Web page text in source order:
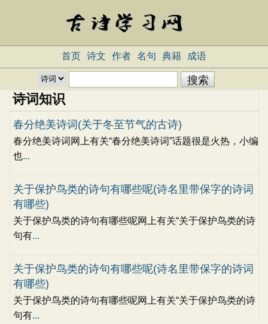
首页 诗文 作者 名句 典籍 成语
诗词知识
春分绝美诗词(关于冬至节气的古诗)
春分绝美诗词网上有关“春分绝美诗词”话题很是火热，小编
也...
关于保护鸟类的诗句有哪些呢(诗名里带保字的诗词
有哪些)
关于保护鸟类的诗句有哪些呢网上有关“关于保护鸟类的诗
句有...
关于保护鸟类的诗句有哪些呢(诗名里带保字的诗词
有哪些)
关于保护鸟类的诗句有哪些呢网上有关“关于保护鸟类的诗
句有...